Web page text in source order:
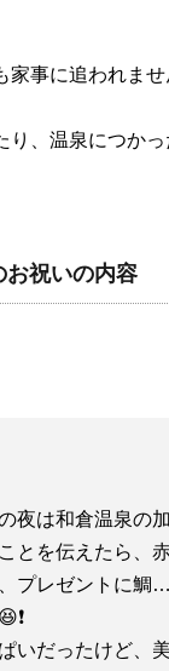
家事に追われませ
、温泉につかっ
お祝いの内容
夜は和倉温泉の
とを伝えたら、
プレゼントに鯛
いだったけど、